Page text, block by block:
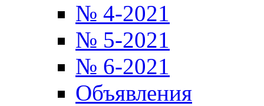
№ 4-2021
№ 5-2021
№ 6-2021
Объявления